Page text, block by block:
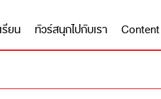
รียน ทัวร์สนุกไปกับเรา